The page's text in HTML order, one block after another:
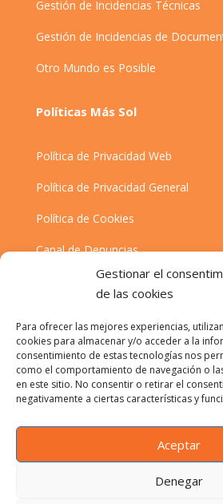
Gestionar el
de las cookies
Para ofrecer las mejores experiencias,
cookies para almacenar y/o acceder a la
consentimiento de estas tecnologías nos
como el comportamiento de navegación o
en este sitio. No consentir o retirar el
negativamente a ciertas características y
Aceptar
Denegar
Gestión de Incidencias Técnicas
Gestión de Incidencias de
Otro Mundo es Posible
Políticas Más Sol
Política de Privacidad Web
Política de Privacidad General
Política de Cookies
Canal de Denuncias
Desistimiento
Contacta con nosotros
955 97 00 02
No atendemos personalmente
contáctanos por email, teléfono o